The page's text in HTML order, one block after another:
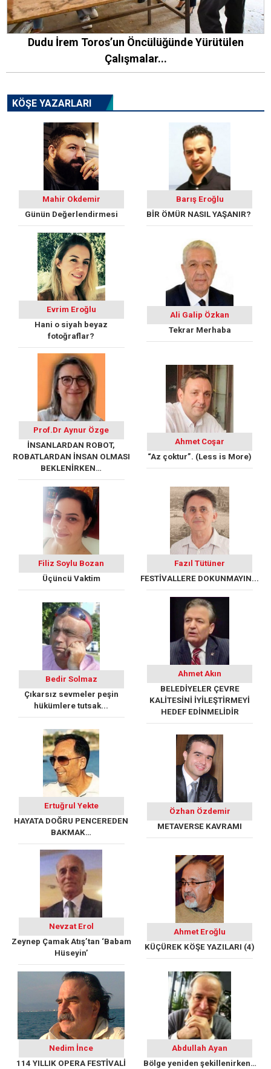
Dudu İrem Toros’un Öncülüğünde Yürütülen
Çalışmalar...
KÖŞE YAZARLARI
Mahir Okdemir
Günün Değerlendirmesi
Barış Eroğlu
BİR ÖMÜR NASIL YAŞANIR?
Evrim Eroğlu
Hani o siyah beyaz
fotoğraflar?
Ali Galip Özkan
Tekrar Merhaba
Prof.Dr Aynur Özge
İNSANLARDAN ROBOT,
ROBATLARDAN İNSAN OLMASI
BEKLENİRKEN…
Ahmet Coşar
“Az çoktur”. (Less is More)
Filiz Soylu Bozan
Üçüncü Vaktim
Fazıl Tütüner
FESTİVALLERE DOKUNMAYIN...
Bedir Solmaz
Çıkarsız sevmeler peşin
hükümlere tutsak...
Ahmet Akın
BELEDİYELER ÇEVRE
KALİTESİNİ İYİLEŞTİRMEYİ
HEDEF EDİNMELİDİR
Ertuğrul Yekte
HAYATA DOĞRU PENCEREDEN
BAKMAK…
Özhan Özdemir
METAVERSE KAVRAMI
Nevzat Erol
Zeynep Çamak Atış’tan ‘Babam
Hüseyin’
Ahmet Eroğlu
KÜÇÜREK KÖŞE YAZILARI (4)
Nedim İnce
114 YILLIK OPERA FESTİVALİ
Abdullah Ayan
Bölge yeniden şekillenirken…